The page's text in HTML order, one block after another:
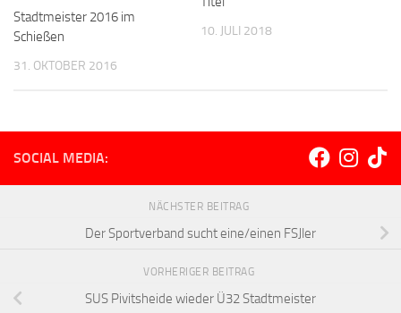
Stadtmeister 2016 im
Schießen
31. OKTOBER 2016
10. JULI 2018
SOCIAL MEDIA:
NÄCHSTER BEITRAG
Der Sportverband sucht eine/einen FSJler
VORHERIGER BEITRAG
SUS Pivitsheide wieder Ü32 Stadtmeister